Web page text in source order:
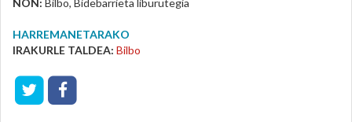
NON: Bilbo, Bidebarrieta liburutegia
HARREMANETARAKO
IRAKURLE TALDEA: Bilbo